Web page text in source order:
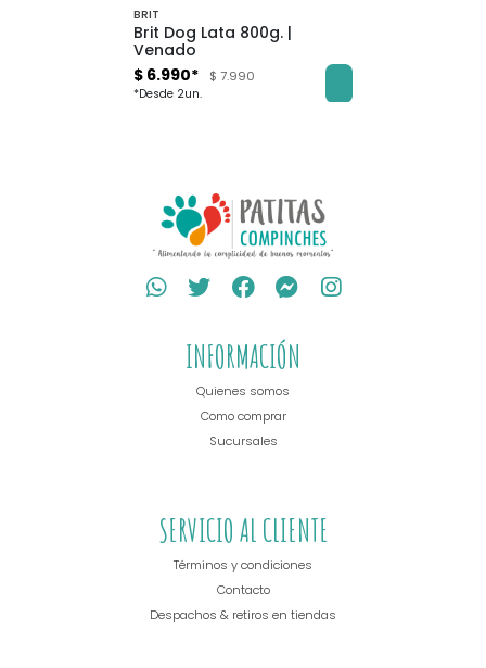
BRIT
Brit Dog Lata 800g. |
Venado
$ 6.990*
$ 7.990
*Desde 2un.
INFORMACIÓN
Quienes somos
Como comprar
Sucursales
SERVICIO AL CLIENTE
Términos y condiciones
Contacto
Despachos & retiros en tiendas